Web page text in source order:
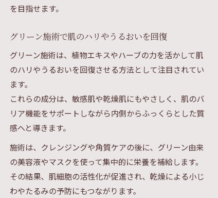
を目指せます。
グリーン施術で肌のハリやうるおいを回復
グリーン施術は、植物エキスやハーブの力を活かして肌
のハリやうるおいを回復させる方法として注目されてい
ます。
これらの成分は、敏感肌や乾燥肌にもやさしく、肌のバ
リア機能をサポートしながら内側からふっくらとした質
感へと導きます。
施術は、クレンジングや角質ケアの後に、グリーン由来
の美容液やマスクを使って集中的に栄養を補給します。
その結果、肌細胞の活性化が促進され、乾燥による小じ
わやたるみの予防にもつながります。